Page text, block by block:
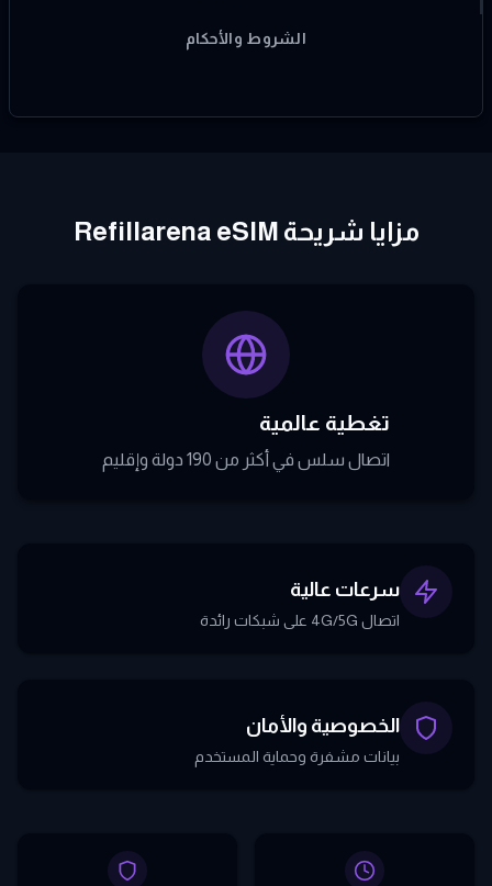
الشروط والأحكام
مزايا شريحة Refillarena eSIM
تغطية عالمية
اتصال سلس في أكثر من 190 دولة وإقليم
سرعات عالية
اتصال 4G/5G على شبكات رائدة
الخصوصية والأمان
بيانات مشفرة وحماية المستخدم